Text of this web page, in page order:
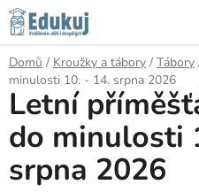
Přejít
na
obsah
Domů / Kroužky a tábory / Tábory
minulosti 10. - 14. srpna 2026
Letní
do minulosti
srpna 2026